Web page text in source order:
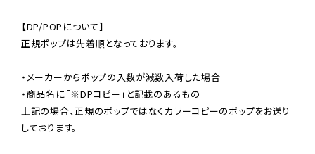
【DP/POPについて】
正規ポップは先着順となっております。
・メーカーからポップの入数が減数入荷した場合
・商品名に「※DPコピー」と記載のあるもの
上記の場合、正規のポップではなくカラーコピーのポップをお送り
しております。